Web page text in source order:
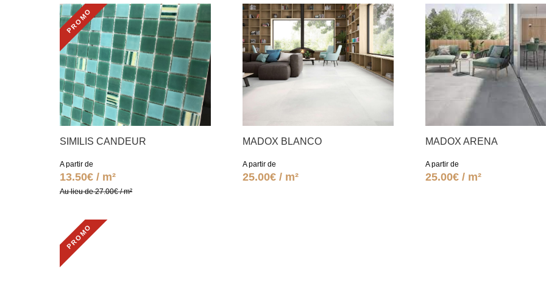
PROMO
SIMILIS CANDEUR
A partir de
13.50€ / m²
Au lieu de 27.00€ / m²
MADOX BLANCO
A partir de
25.00€ / m²
MADOX ARENA
A partir de
25.00€ / m²
PROMO